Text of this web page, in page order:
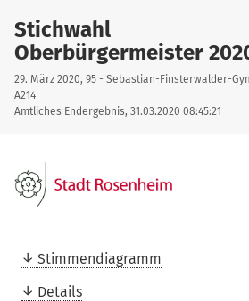
Stichwahl
Oberbürgermeister
29. März 2020, 95 - Sebastian-Finsterwalder-
A214
Amtliches Endergebnis, 31.03.2020 08:45:21
Stimmendiagramm
Details